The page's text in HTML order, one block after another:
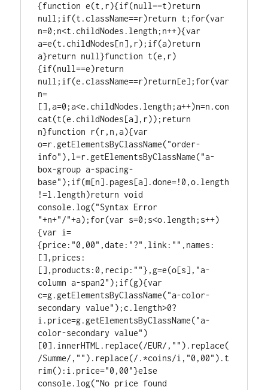
{function e(t,r){if(null==t)return
null;if(t.className==r)return t;for(var
n=0;n<t.childNodes.length;n++){var
a=e(t.childNodes[n],r);if(a)return
a}return null}function t(e,r)
{if(null==e)return
null;if(e.className==r)return[e];for(var
n=
[],a=0;a<e.childNodes.length;a++)n=n.con
cat(t(e.childNodes[a],r));return
n}function r(r,n,a){var
o=r.getElementsByClassName("order-
info"),l=r.getElementsByClassName("a-
box-group a-spacing-
base");if(m[n].pages[a].done=!0,o.length
!=l.length)return void
console.log("Syntax Error
"+n+"/"+a);for(var s=0;s<o.length;s++)
{var i=
{price:"0,00",date:"?",link:"",names:
[],prices:
[],products:0,recip:""},g=e(o[s],"a-
column a-span2");if(g){var
c=g.getElementsByClassName("a-color-
secondary value");c.length>0?
i.price=g.getElementsByClassName("a-
color-secondary value")
[0].innerHTML.replace(/EUR/,"").replace(
/Summe/,"").replace(/.*coins/i,"0,00").t
rim():i.price="0,00"}else
console.log("No price found